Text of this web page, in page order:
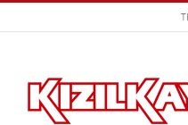
to